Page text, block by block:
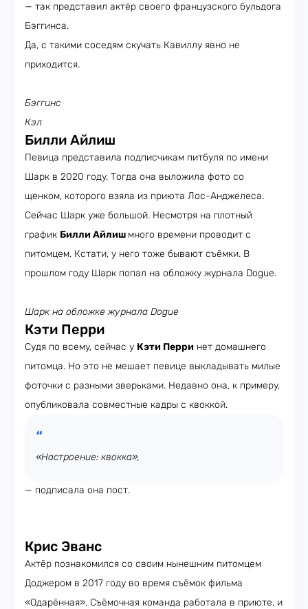
— так представил актёр своего французского бульдога
Бэггинса.
Да, с такими соседям скучать Кавиллу явно не
приходится.
Бэггинс
Кэл
Билли Айлиш
Певица представила подписчикам питбуля по имени
Шарк в 2020 году. Тогда она выложила фото со
щенком, которого взяла из приюта Лос-Анджелеса.
Сейчас Шарк уже большой. Несмотря на плотный
график Билли Айлиш много времени проводит с
питомцем. Кстати, у него тоже бывают съёмки. В
прошлом году Шарк попал на обложку журнала Dogue.
Шарк на обложке журнала Dogue
Кэти Перри
Судя по всему, сейчас у Кэти Перри нет домашнего
питомца. Но это не мешает певице выкладывать милые
фоточки с разными зверьками. Недавно она, к примеру,
опубликовала совместные кадры с квоккой.
«Настроение: квокка»,
— подписала она пост.
Крис Эванс
Актёр познакомился со своим нынешним питомцем
Доджером в 2017 году во время съёмок фильма
«Одарённая». Съёмочная команда работала в приюте, и